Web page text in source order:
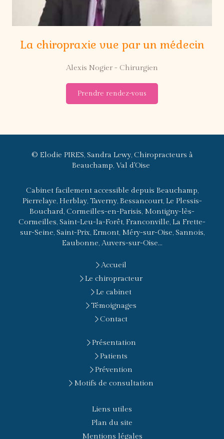
La chiropraxie vue par un médecin
Alexis Nogier - Chirurgien
Prendre rendez-vous
© Elodie PIRES, Sandra Lewy, Chiropracteurs à
Beauchamp, Val d'Oise
Cabinet facilement accessible depuis Beauchamp,
Pierrelaye, Herblay, Taverny, Bessancourt, Le Plessis-
Bouchard, Cormeilles-en-Parisis, Montigny-lès-
Cormeilles, Saint-Leu-la-Forêt, Franconville, La Frette-
sur-Seine, Saint-Prix, Ermont, Méry-sur-Oise, Sannois,
Eaubonne, Auvers-sur-Oise...
Accueil
Le chiropracteur
Le cabinet
Témoignages
Contact
Présentation
Patients
Prévention
Motifs de consultation
Liens utiles
Plan du site
Mentions légales